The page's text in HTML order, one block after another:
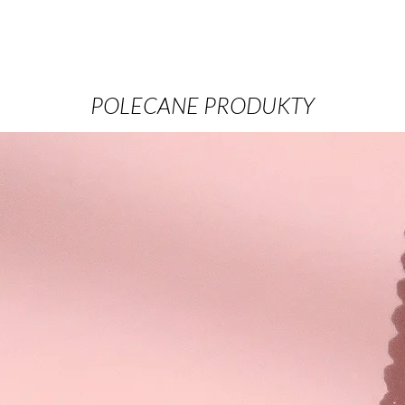
POLECANE PRODUKTY